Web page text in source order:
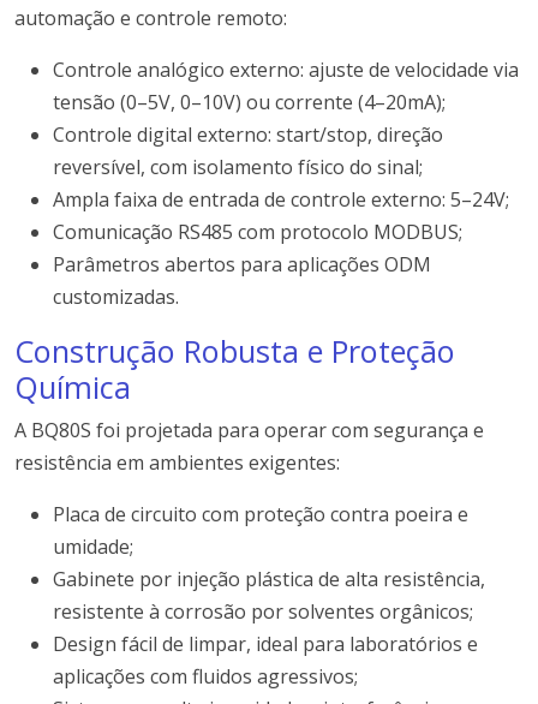
automação e controle remoto:
Controle analógico externo: ajuste de velocidade via
tensão (0–5V, 0–10V) ou corrente (4–20mA);
Controle digital externo: start/stop, direção
reversível, com isolamento físico do sinal;
Ampla faixa de entrada de controle externo: 5–24V;
Comunicação RS485 com protocolo MODBUS;
Parâmetros abertos para aplicações ODM
customizadas.
Construção Robusta e Proteção
Química
A BQ80S foi projetada para operar com segurança e
resistência em ambientes exigentes:
Placa de circuito com proteção contra poeira e
umidade;
Gabinete por injeção plástica de alta resistência,
resistente à corrosão por solventes orgânicos;
Design fácil de limpar, ideal para laboratórios e
aplicações com fluidos agressivos;